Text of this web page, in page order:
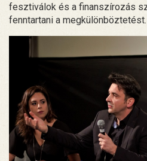
fesztiválok és a finanszírozás
fenntartani a megkülönböztetést.